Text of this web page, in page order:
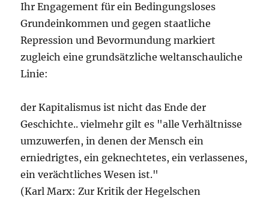
Ihr Engagement für ein Bedingungsloses
Grundeinkommen und gegen staatliche
Repression und Bevormundung markiert
zugleich eine grundsätzliche weltanschauliche
Linie:
der Kapitalismus ist nicht das Ende der
Geschichte.. vielmehr gilt es "alle Verhältnisse
umzuwerfen, in denen der Mensch ein
erniedrigtes, ein geknechtetes, ein verlassenes,
ein verächtliches Wesen ist."
(Karl Marx: Zur Kritik der Hegelschen